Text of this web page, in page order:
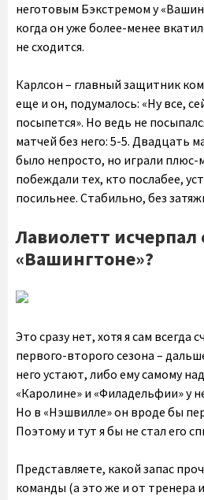
неготовым Бэкстремом у
когда он уже более-менее
не сходится.
Карлсон – главный защитник
еще и он, подумалось: «Ну все,
посыпется». Но ведь не
матчей без него: 5-5. Двадцать
было непросто, но играли плюс-
побеждали тех, кто послабее,
посильнее. Стабильно, без
Лавиолетт исчерпал
«Вашингтоне»?
Это сразу нет, хотя я сам всегда
первого-второго сезона –
него устают, либо ему самому
«Каролине» и «Филадельфии» у
Но в «Нэшвилле» он вроде бы
Поэтому и тут я бы не стал его
Представляете, какой запас
команды (а это же и от тренера